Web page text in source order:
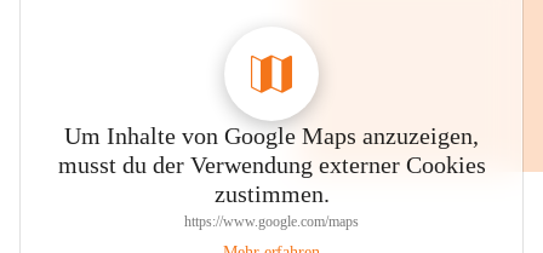
Um Inhalte von Google Maps anzuzeigen,
musst du der Verwendung externer Cookies
zustimmen.
https://www.google.com/maps